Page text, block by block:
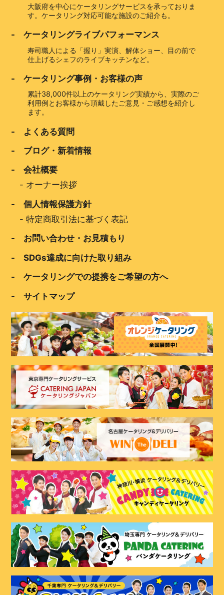
大阪府を中心にケータリングサービスを承っておりま
す。ケータリング対応可能な施設のご紹介も。
- ケータリングライブパフォーマンス
寿司職人による「握り」実演、解体ショー、目の前で
仕上げるシェフのライブキッチンなど。
- ケータリング事例・お客様の声
累計38,000件以上のケータリング実績から、実際のご
利用例とお客様から頂戴したご意見・ご感想を紹介し
ます。
- よくある質問
- ブログ・新着情報
- 会社概要
- オーナー挨拶
- 個人情報保護方針
-特定商取引法に基づく表記
- お問い合わせ・お見積もり
- SDGs達成に向けた取り組み
- ケータリングでの提携をご希望の方へ
- サイトマップ